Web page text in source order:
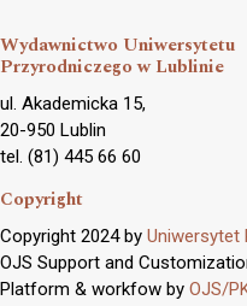
Wydawnictwo Uniwersytetu
Przyrodniczego w Lublinie
ul. Akademicka 15,
20-950 Lublin
tel. (81) 445 66 60
Copyright
Copyright 2024 by Uniwersytet
OJS Support and
Platform & workfow by OJS/